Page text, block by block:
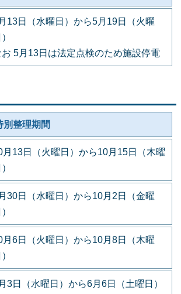
13日（水曜日）から5月19日（火曜
お 5月13日は法定点検のため施設停電
別整理期間
月13日（火曜日）から10月15日（木曜
30日（水曜日）から10月2日（金曜
月6日（火曜日）から10月8日（木曜
3日（水曜日）から6月6日（土曜日）